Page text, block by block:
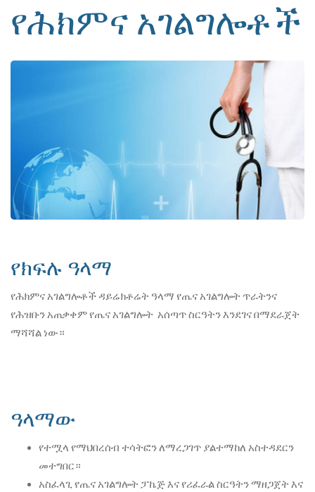
የሕክምና አገልግሎቶች
የክፍሉ ዓላማ
የሕክምና አገልግሎቶች ዳይሬክቶሬት ዓላማ የጤና አገልግሎት ጥራትንና
የሕዝቡን አጠቃቀም የጤና አገልግሎት አሰጣጥ ስርዓትን እንደገና በማደራጀት
ማሻሻል ነው።
ዓላማው
የተሟላ የማህበረሰብ ተሳትፎን ለማረጋገጥ ያልተማከለ አስተዳደርን
መተግበር።
አስፈላጊ የጤና አገልግሎት ፓኬጅ እና የሪፈራል ስርዓትን ማዘጋጀት እና